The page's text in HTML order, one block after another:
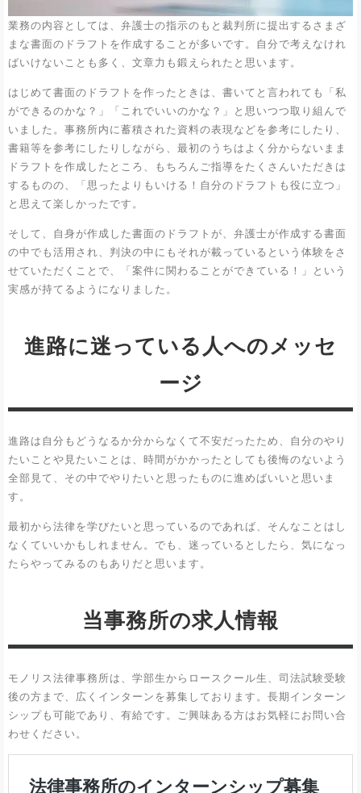
業務の内容としては、弁護士の指示のもと裁判所に提出するさまざ
まな書面のドラフトを作成することが多いです。自分で考えなけれ
ばいけないことも多く、文章力も鍛えられたと思います。
はじめて書面のドラフトを作ったときは、書いてと言われても「私
ができるのかな？」「これでいいのかな？」と思いつつ取り組んで
いました。事務所内に蓄積された資料の表現などを参考にしたり、
書籍等を参考にしたりしながら、最初のうちはよく分からないまま
ドラフトを作成したところ、もちろんご指導をたくさんいただきは
するものの、「思ったよりもいける！自分のドラフトも役に立つ」
と思えて楽しかったです。
そして、自身が作成した書面のドラフトが、弁護士が作成する書面
の中でも活用され、判決の中にもそれが載っているという体験をさ
せていただくことで、「案件に関わることができている！」という
実感が持てるようになりました。
進路に迷っている人へのメッセ
ージ
進路は自分もどうなるか分からなくて不安だったため、自分のやり
たいことや見たいことは、時間がかかったとしても後悔のないよう
全部見て、その中でやりたいと思ったものに進めばいいと思いま
す。
最初から法律を学びたいと思っているのであれば、そんなことはし
なくていいかもしれません。でも、迷っているとしたら、気になっ
たらやってみるのもありだと思います。
当事務所の求人情報
モノリス法律事務所は、学部生からロースクール生、司法試験受験
後の方まで、広くインターンを募集しております。長期インターン
シップも可能であり、有給です。ご興味ある方はお気軽にお問い合
わせください。